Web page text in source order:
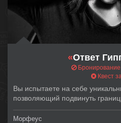
«Ответ
Бронирование
Квест
Вы испытаете на себе
позволяющий подвинуть
Морфеус